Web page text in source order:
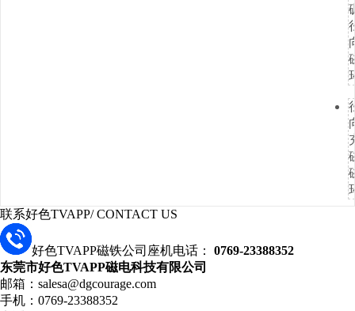
联系好色TVAPP/ CONTACT US
好色TVAPP磁铁公司座机电话：
0769-23388352
东莞市好色TVAPP磁电科技有限公司
邮箱：salesa@dgcourage.com
手机：0769-23388352